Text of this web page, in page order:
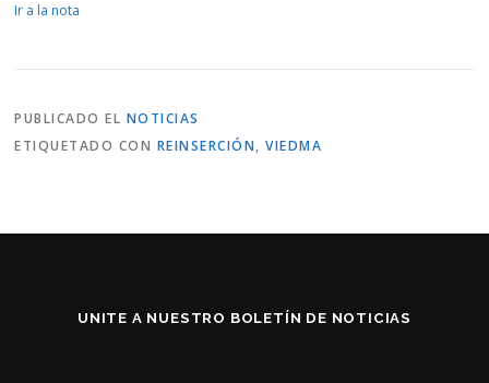
Ir a la nota
PUBLICADO EL NOTICIAS
ETIQUETADO CON REINSERCIÓN,VIEDMA
UNITE A NUESTRO BOLETÍN DE NOTICIAS